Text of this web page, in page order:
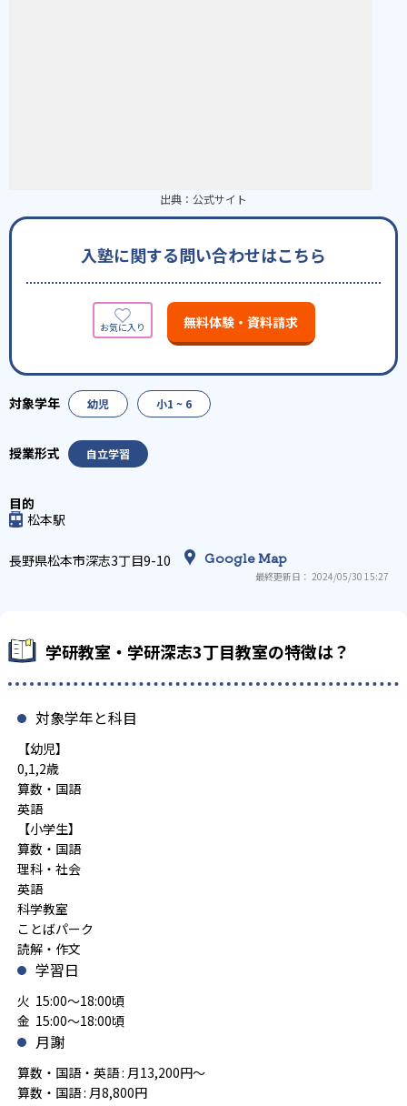
出典： 公式サイト
入塾に関する問い合わせはこちら
無料体験・資料請求
幼児 小1 ~ 6
自立学習
松本駅
長野県松本市深志3丁目9-10 Google Map
最終更新日： 2024/05/30 15:27
学研教室・学研深志3丁目教室の特徴は？
対象学年と科目
【幼児】
0,1,2歳
算数・国語
英語
【小学生】
算数・国語
理科・社会
英語
科学教室
ことばパーク
読解・作文
学習日
火 15:00～18:00頃
金 15:00～18:00頃
月謝
算数・国語・英語 : 月13,200円～
算数・国語 : 月8,800円